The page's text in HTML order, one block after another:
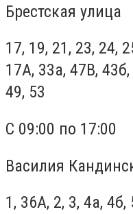
Брестская улица
17, 19, 21, 23, 24,
17А, 33а, 47В,
49, 53
С 09:00 по 17:00
Василия
1, 36А, 2, 3, 4а, 4б,